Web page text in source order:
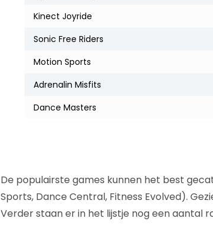
Kinect Joyride
Sonic Free Riders
Motion Sports
Adrenalin Misfits
Dance Masters
De populairste games kunnen het best
Sports, Dance Central, Fitness Evolved).
Verder staan er in het lijstje nog een aantal